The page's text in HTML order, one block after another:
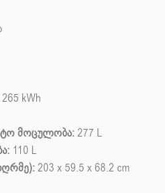
265 kWh
მოცულობა:277 L
110 L
203 x 59.5 x 68.2 cm